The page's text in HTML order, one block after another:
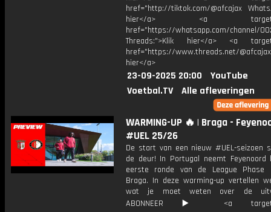
href="http://tiktok.com/@afcajax
hier</a> <a
href="https://whatsapp.com/channel/
Threads:">Klik hier</a> <a
href="https://www.threads.net/
hier</a>
23-09-2025 20:00
YouTube
Voetbal.TV
Alle afleveringen
WARMING-UP 🔥 | Braga -
#UEL 25/26
De start van een nieuw #UEL-seizoen
de deur! In Portugal neemt
eerste ronde van de League Phase
Braga. In deze warming-up vertellen
wat je moet weten over de
ABONNEER ▶️ <a